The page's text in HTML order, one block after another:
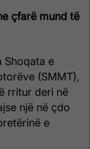
çfarë mund të
Shoqata e
(SMMT),
rritur deri në
një në çdo
e